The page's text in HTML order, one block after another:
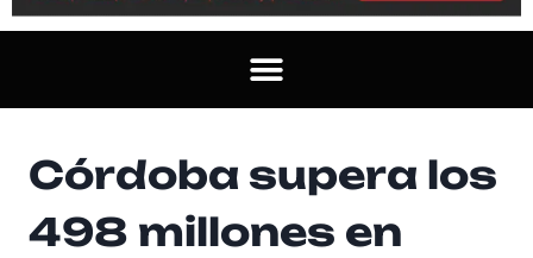
Córdoba supera los
498 millones en